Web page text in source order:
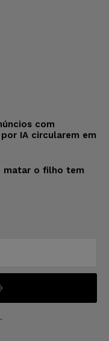
com
IA circularem em
matar o filho tem
.